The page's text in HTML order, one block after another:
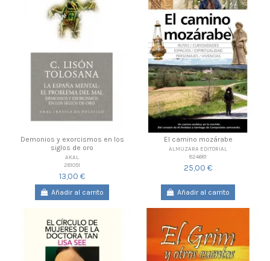
Demonios y exorcismos en los
siglos de oro
AKAL
281051
13,00 €
Añadir al carrito
El camino mozárabe
ALMUZARA EDITORIAL
824681
25,00 €
Añadir al carrito